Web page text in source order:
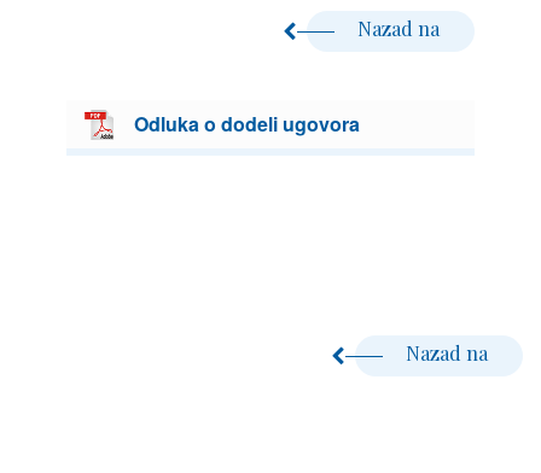
Nazad na
Odluka o dodeli ugovora
Nazad na